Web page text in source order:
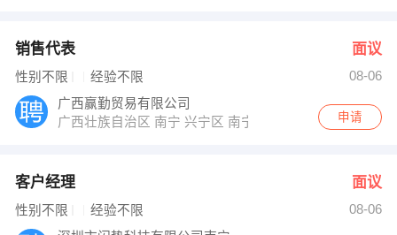
销售代表 面议
性别不限 经验不限
08-06
广西赢勤贸易有限公司
广西壮族自治区 南宁 兴宁区 南宁市兴宁区朝阳路38号新
申请
客户经理 面议
性别不限 经验不限
08-06